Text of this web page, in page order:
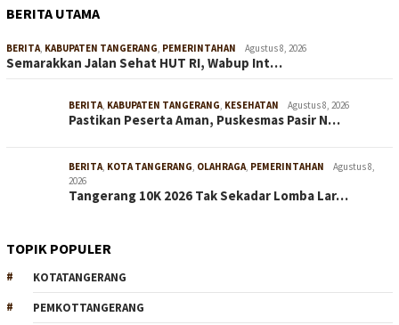
BERITA UTAMA
BERITA KABUPATEN TANGERANG PEMERINTAHAN Agustus 8, 2026
Semarakkan Jalan Sehat HUT RI, Wabup Int…
BERITA KABUPATEN TANGERANG KESEHATAN Agustus 8, 2026
Pastikan Peserta Aman, Puskesmas Pasir N…
BERITA KOTA TANGERANG OLAHRAGA PEMERINTAHAN
Agustus 8,
2026
Tangerang 10K 2026 Tak Sekadar Lomba Lar…
TOPIK POPULER
KOTATANGERANG
PEMKOTTANGERANG